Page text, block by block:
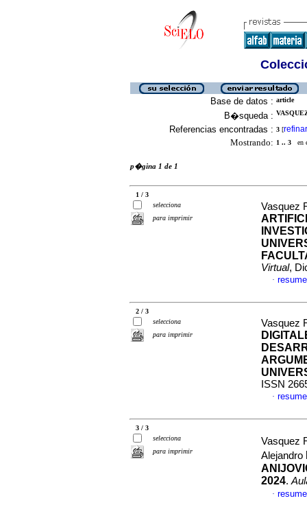
Base de datos : article
B�squeda :
Referencias encontradas : 3 [refinar
Mostrando: 1 .. 3 en
p�gina 1 de 1
1 / 3
selecciona
para imprimir
Vasquez
Virtual,
·
2 / 3
selecciona
para imprimir
Vasquez
ISSN
·
3 / 3
selecciona
para imprimir
Vasquez
Alejandro
2024.
·